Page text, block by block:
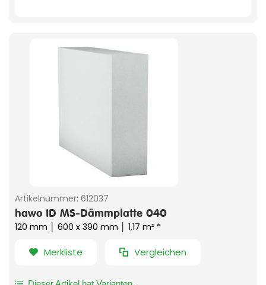
Artikelnummer: 612037
hawo ID MS-Dämmplatte 040
120 mm │ 600 x 390 mm │ 1,17 m² *
Merkliste Vergleichen